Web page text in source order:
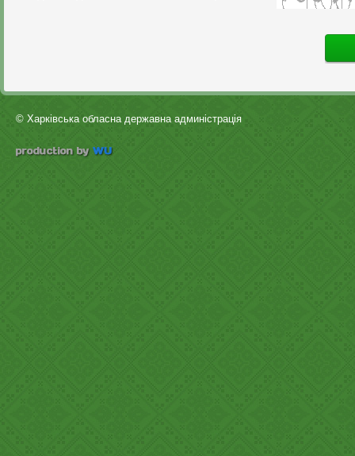
© Харківська обласна державна админістрація